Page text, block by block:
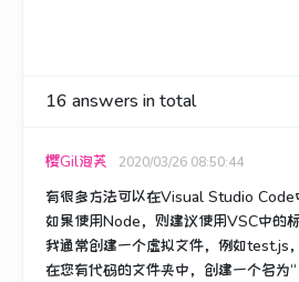
16 answers in total
樱Gil泡芙 2020/03/26 08:50:44
有很多方法可以在Visual Studio Code
如果使用Node，则建议使用VSC中的标
我通常创建一个虚拟文件，例如test.js
在您有代码的文件夹中，创建一个名为